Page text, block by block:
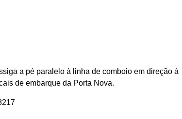
a pé paralelo à linha de comboio em direção à
de embarque da Porta Nova.